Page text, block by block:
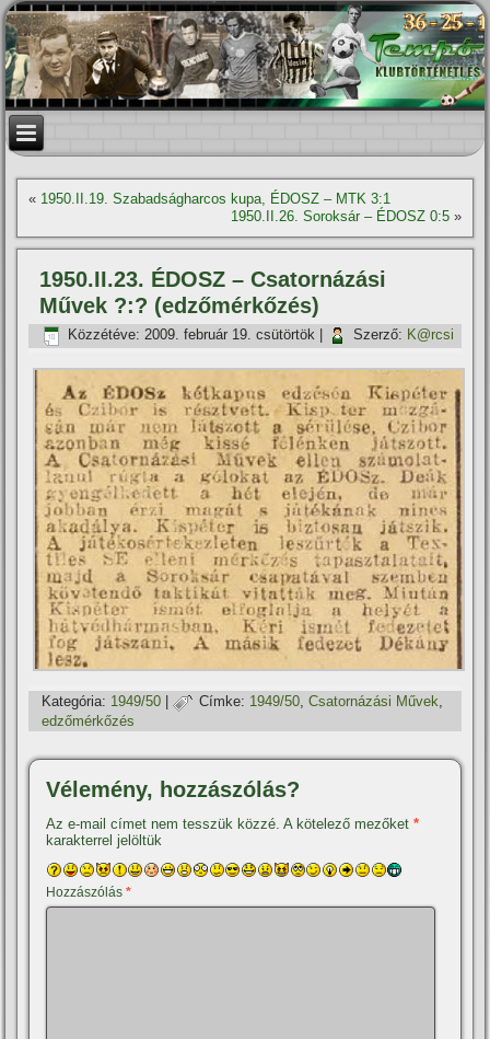
« 1950.II.19. Szabadságharcos kupa, ÉDOSZ – MTK 3:1
1950.II.26. Soroksár – ÉDOSZ 0:5»
1950.II.23. ÉDOSZ – Csatornázási
Művek ?:? (edzőmérkőzés)
Közzétéve: 2009. február 19. csütörtök Szerző: K@rcsi
Kategória: 1949/50 | Címke: 1949/50,Csatornázási Művek,
edzőmérkőzés
Vélemény, hozzászólás?
Az e-mail címet nem tesszük közzé. A kötelező mezőket*
karakterrel jelöltük
Hozzászólás*